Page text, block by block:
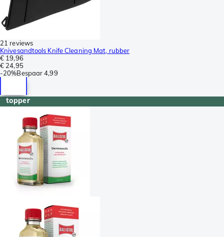
21 reviews
Knivesandtools Knife Cleaning Mat, rubber
€ 19,96
€ 24,95
-20%Bespaar 4,99
topper